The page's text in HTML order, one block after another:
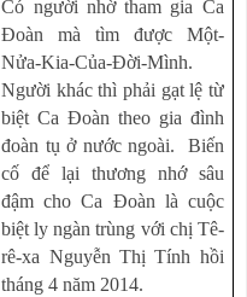
Có người nhờ tham gia Ca
Đoàn mà tìm được Một-
Nửa-Kia-Của-Đời-Mình.
Người khác thì phải gạt lệ từ
biệt Ca Đoàn theo gia đình
đoàn tụ ở nước ngoài. Biến
cố để lại thương nhớ sâu
đậm cho Ca Đoàn là cuộc
biệt ly ngàn trùng với chị Tê-
rê-xa Nguyễn Thị Tính hồi
tháng 4 năm 2014.